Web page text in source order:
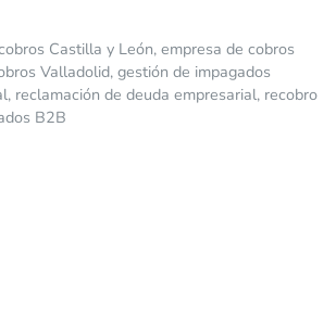
Castilla y León,empresa de cobros
Valladolid, gestión de impagados
, reclamación de deuda empresarial, recobro
B2B